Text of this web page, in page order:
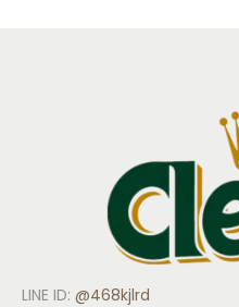
LINE ID: @468kjlrd